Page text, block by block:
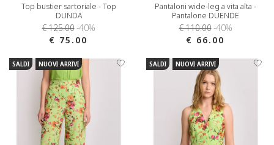
Top bustier sartoriale - Top
DUNDA
€ 125.00-40%
€ 75.00
Pantaloni wide-leg a vita alta -
Pantalone DUENDE
€ 110.00-40%
€ 66.00
SALDI NUOVI ARRIVI SALDI NUOVI ARRIVI